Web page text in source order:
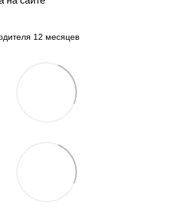
12 месяцев